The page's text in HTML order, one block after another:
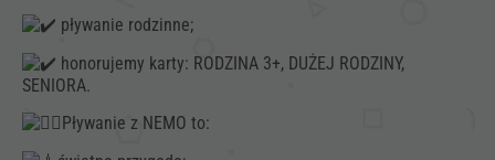
pływanie rodzinne;
honorujemy karty: RODZINA 3+, DUŻEJ RODZINY,
SENIORA.
Pływanie z NEMO to: